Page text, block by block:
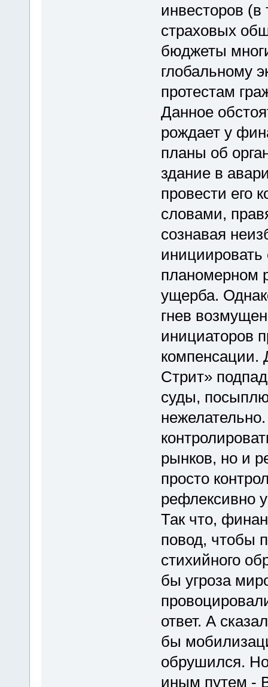
инвесторов
страховых
бюджеты
глобальному
протестам
Данное
рождает у
планы об
здание в
провести его
словами,
сознавая
инициировать
планомерном
ущерба.
гнев
инициаторов
компенсации.
Стрит»
суды,
рынков, но и
просто
рефлексивно
Так что,
повод, чтобы
стихийного
бы угроза
ответ. А
бы
обрушился.
иным путем -